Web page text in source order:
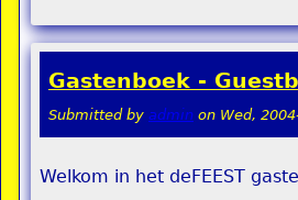
Gastenboek -
Submitted by admin on Wed,
Welkom in het deFEEST